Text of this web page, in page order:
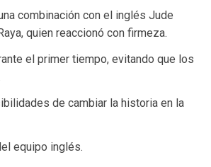
combinación con el inglés Jude
quien reaccionó con firmeza.
el primer tiempo, evitando que los
de cambiar la historia en la
equipo inglés.